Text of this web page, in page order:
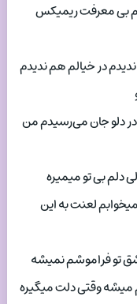
بی معرفت ریمیکس
در خیالم هم ندیدم
در دلو جان می‌رسیدم من
دلم بی تو میمیره
لعنت به این
تو فراموشم نمیشه
میشه وقتی دلت میگیره